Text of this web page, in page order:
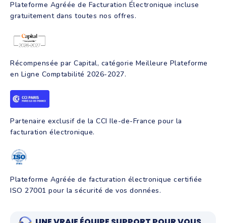
Programmes de formation
Plateforme Agréée de Facturation Électronique incluse
gratuitement dans toutes nos offres.
Récompensée par Capital, catégorie Meilleure Plateforme
en Ligne Comptabilité 2026-2027.
Partenaire exclusif de la CCI Ile-de-France pour la
facturation électronique.
Plateforme Agréée de facturation électronique certifiée
ISO 27001 pour la sécurité de vos données.